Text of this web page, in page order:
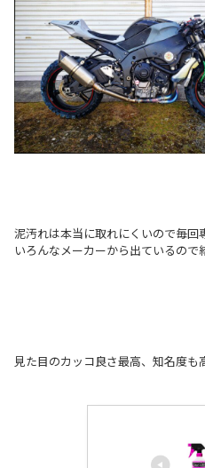
泥汚れは本当に取れにくいので毎回
いろんなメーカーから出ているので
見た目のカッコ良さ最高、知名度も